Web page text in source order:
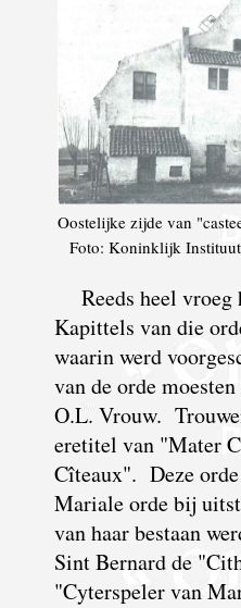
Oostelijke zijde van
Foto: Koninklijk
Reeds heel vroeg
Kapittels van die
waarin werd
van de orde
O.L. Vrouw.
eretitel van "Mater
Cîteaux". Deze
Mariale orde bij
van haar bestaan
Sint Bernard de
"Cyterspeler van